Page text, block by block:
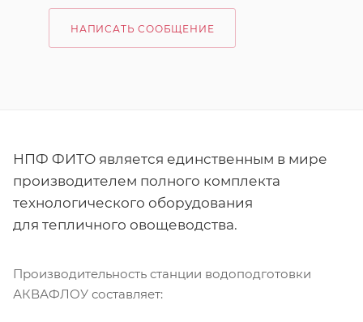
НАПИСАТЬ СООБЩЕНИЕ
НПФ ФИТО является единственным в мире
производителем полного комплекта
технологического оборудования
для тепличного овощеводства.
Производительность станции водоподготовки
АКВАФЛОУ составляет: